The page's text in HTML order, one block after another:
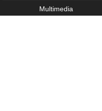
Multimedia